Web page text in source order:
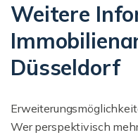
Weitere
Düsseldorf
Wer perspektivisch